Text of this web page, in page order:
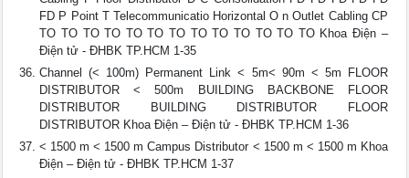
FD P Point T Telecommunicatio Horizontal O n Outlet Cabling CP
TO TO TO TO TO TO TO TO TO TO TO TO TO Khoa Điện –
Điện tử - ĐHBK TP.HCM 1-35
Channel (< 100m) Permanent Link < 5m< 90m < 5m FLOOR
DISTRIBUTOR < 500m BUILDING BACKBONE FLOOR
DISTRIBUTOR BUILDING DISTRIBUTOR FLOOR
DISTRIBUTOR Khoa Điện – Điện tử - ĐHBK TP.HCM 1-36
< 1500 m < 1500 m Campus Distributor < 1500 m < 1500 m Khoa
Điện – Điện tử - ĐHBK TP.HCM 1-37